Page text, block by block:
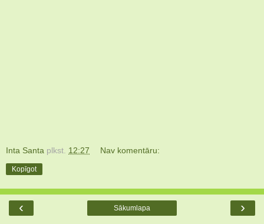
Inta Santa plkst. 12:27 Nav komentāru:
Kopīgot
‹ ›
Sākumlapa